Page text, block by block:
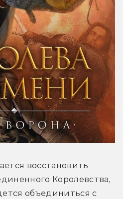
восстановить
Королевства,
объединиться с